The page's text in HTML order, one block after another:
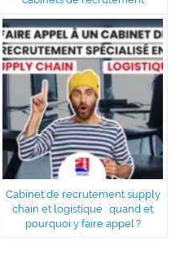
Cabinet de recrutement supply
chain et logistique : quand et
pourquoi y faire appel ?